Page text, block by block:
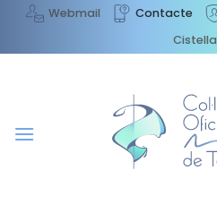
content
Webmail Contacte
Cistella